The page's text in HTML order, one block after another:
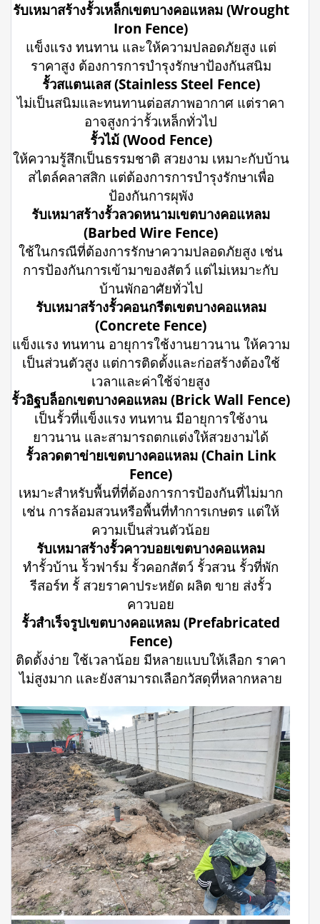
รับเหมาสร้างรั้วเหล็กเขตบางคอแหลม (Wrought
Iron Fence)
แข็งแรง ทนทาน และให้ความปลอดภัยสูง แต่
ราคาสูง ต้องการการบำรุงรักษาป้องกันสนิม
รั้วสแตนเลส (Stainless Steel Fence)
ไม่เป็นสนิมและทนทานต่อสภาพอากาศ แต่ราคา
อาจสูงกว่ารั้วเหล็กทั่วไป
รั้วไม้ (Wood Fence)
ให้ความรู้สึกเป็นธรรมชาติ สวยงาม เหมาะกับบ้าน
สไตล์คลาสสิก แต่ต้องการการบำรุงรักษาเพื่อ
ป้องกันการผุพัง
รับเหมาสร้างรั้วลวดหนามเขตบางคอแหลม
(Barbed Wire Fence)
ใช้ในกรณีที่ต้องการรักษาความปลอดภัยสูง เช่น
การป้องกันการเข้ามาของสัตว์ แต่ไม่เหมาะกับ
บ้านพักอาศัยทั่วไป
รับเหมาสร้างรั้วคอนกรีตเขตบางคอแหลม
(Concrete Fence)
แข็งแรง ทนทาน อายุการใช้งานยาวนาน ให้ความ
เป็นส่วนตัวสูง แต่การติดตั้งและก่อสร้างต้องใช้
เวลาและค่าใช้จ่ายสูง
รั้วอิฐบล็อกเขตบางคอแหลม (Brick Wall Fence)
เป็นรั้วที่แข็งแรง ทนทาน มีอายุการใช้งาน
ยาวนาน และสามารถตกแต่งให้สวยงามได้
รั้วลวดตาข่ายเขตบางคอแหลม (Chain Link
Fence)
เหมาะสำหรับพื้นที่ที่ต้องการการป้องกันที่ไม่มาก
เช่น การล้อมสวนหรือพื้นที่ทำการเกษตร แต่ให้
ความเป็นส่วนตัวน้อย
รับเหมาสร้างรั้วคาวบอยเขตบางคอแหลม
ทำรั้วบ้าน ร้ัวฟาร์ม รั้วคอกสัตว์ รั้วสวน รั้วที่พัก
รีสอร์ท รั้ สวยราคาประหยัด ผลิต ขาย ส่งรั้ว
คาวบอย
รั้วสำเร็จรูปเขตบางคอแหลม (Prefabricated
Fence)
ติดตั้งง่าย ใช้เวลาน้อย มีหลายแบบให้เลือก ราคา
ไม่สูงมาก และยังสามารถเลือกวัสดุที่หลากหลาย